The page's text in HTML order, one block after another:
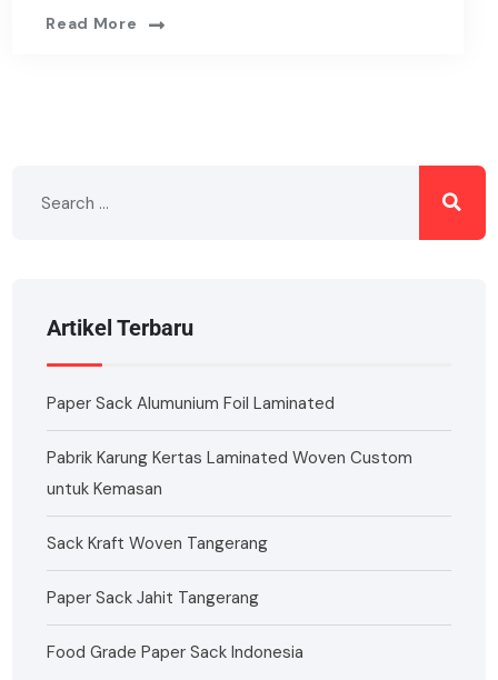
Read More
Artikel Terbaru
Paper Sack Alumunium Foil Laminated
Pabrik Karung Kertas Laminated Woven Custom
untuk Kemasan
Sack Kraft Woven Tangerang
Paper Sack Jahit Tangerang
Food Grade Paper Sack Indonesia